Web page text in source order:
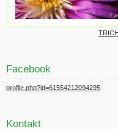
Facebook
profile.php?id=61554212094295
Kontakt